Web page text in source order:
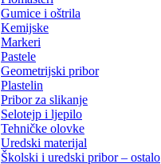
Gumice i oštrila
Kemijske
Markeri
Pastele
Geometrijski pribor
Plastelin
Pribor za slikanje
Selotejp i ljepilo
Tehničke olovke
Uredski materijal
Školski i uredski pribor – ostalo